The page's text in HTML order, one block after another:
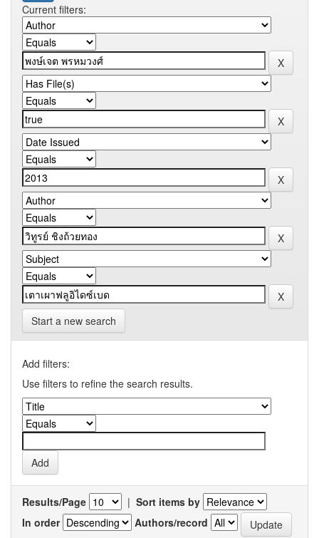
Current filters:
Start a new search
Add filters:
Use filters to refine the search results.
Results/Page | Sort items by
In order
Authors/record